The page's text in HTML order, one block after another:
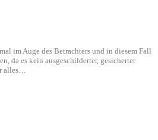
im Auge des Betrachters und in diesem Fall
da es kein ausgeschilderter, gesicherter
alles…